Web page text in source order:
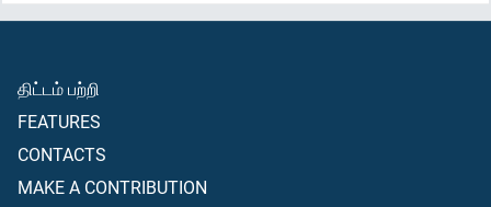
திட்டம் பற்றி
FEATURES
CONTACTS
MAKE A CONTRIBUTION